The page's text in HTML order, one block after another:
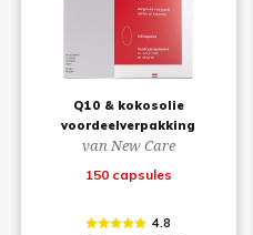
Q10 & kokosolie
voordeelverpakking
van New Care
150 capsules
4.8